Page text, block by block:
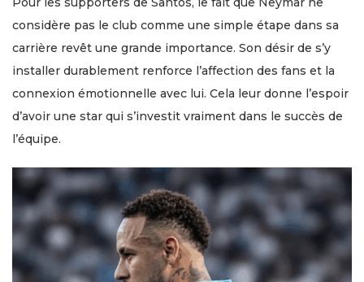
considère pas le club comme une simple étape dans sa
carrière revêt une grande importance. Son désir de s’y
installer durablement renforce l’affection des fans et la
connexion émotionnelle avec lui. Cela leur donne l’espoir
d’avoir une star qui s’investit vraiment dans le succès de
l’équipe.